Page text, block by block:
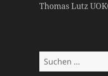
Thomas Lutz
Suchen
nach: